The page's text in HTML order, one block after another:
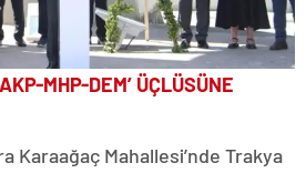
MHP-DEM’ ÜÇLÜSÜNE
Karaağaç Mahallesi’nde Trakya